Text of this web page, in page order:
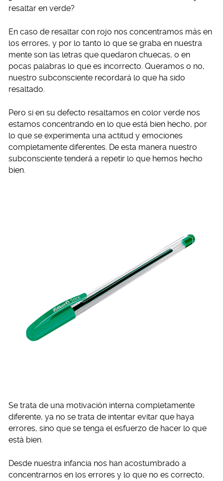
resaltar en verde?
En caso de resaltar con rojo nos concentramos más en
los errores, y por lo tanto lo que se graba en nuestra
mente son las letras que quedaron chuecas, o en
pocas palabras lo que es incorrecto. Queramos o no,
nuestro subconsciente recordará lo que ha sido
resaltado.
Pero si en su defecto resaltamos en color verde nos
estamos concentrando en lo que está bien hecho, por
lo que se experimenta una actitud y emociones
completamente diferentes. De esta manera nuestro
subconsciente tenderá a repetir lo que hemos hecho
bien.
Se trata de una motivación interna completamente
diferente, ya no se trata de intentar evitar que haya
errores, sino que se tenga el esfuerzo de hacer lo que
está bien.
Desde nuestra infancia nos han acostumbrado a
concentrarnos en los errores y lo que no es correcto,